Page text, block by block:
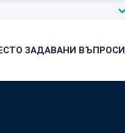
ЗАДАВАНИ ВЪПРОСИ